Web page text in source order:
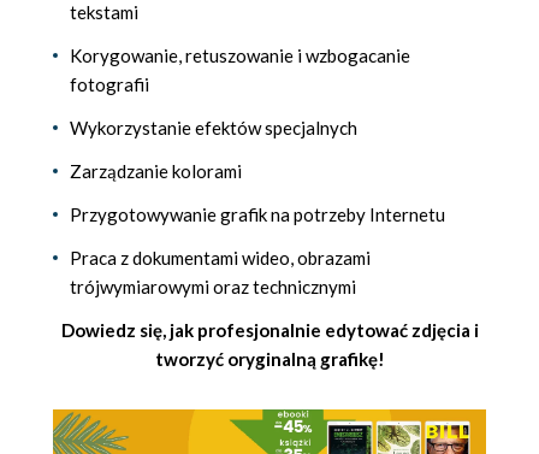
tekstami
Korygowanie, retuszowanie i wzbogacanie
fotografii
Wykorzystanie efektów specjalnych
Zarządzanie kolorami
Przygotowywanie grafik na potrzeby Internetu
Praca z dokumentami wideo, obrazami
trójwymiarowymi oraz technicznymi
Dowiedz się, jak profesjonalnie edytować zdjęcia i
tworzyć oryginalną grafikę!